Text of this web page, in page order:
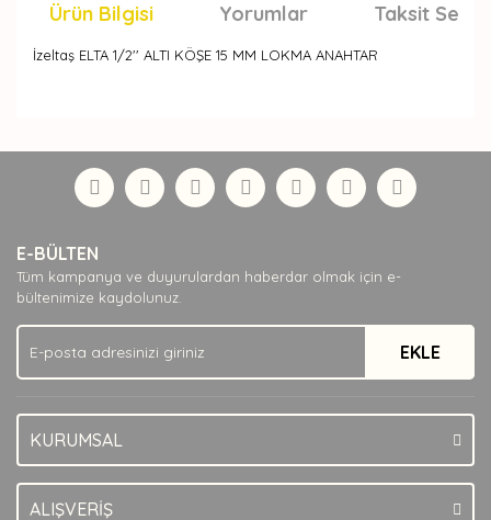
Ürün Bilgisi Yorumlar Taksit
İzeltaş ELTA 1/2'' ALTI KÖŞE 15 MM LOKMA ANAHTAR
Yorum Yaz
formunu kullanarak tarafımıza iletebilirsiniz.
Görüş ve önerileriniz için teşekkür ederiz.
Ürün açıklamasında eksik bilgiler bulunuyor.
Ürün bilgilerinde hatalar bulunuyor.
Ürün fiyatı diğer sitelerden daha pahalı.
Bu ürüne benzer farklı alternatifler olmalı.
E-BÜLTEN
Tüm kampanya ve duyurulardan haberdar olmak için e-
bültenimize kaydolunuz.
EKLE
KURUMSAL
ALIŞVERİŞ